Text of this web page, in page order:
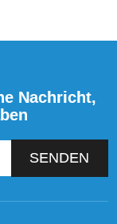
Nachricht,
SENDEN